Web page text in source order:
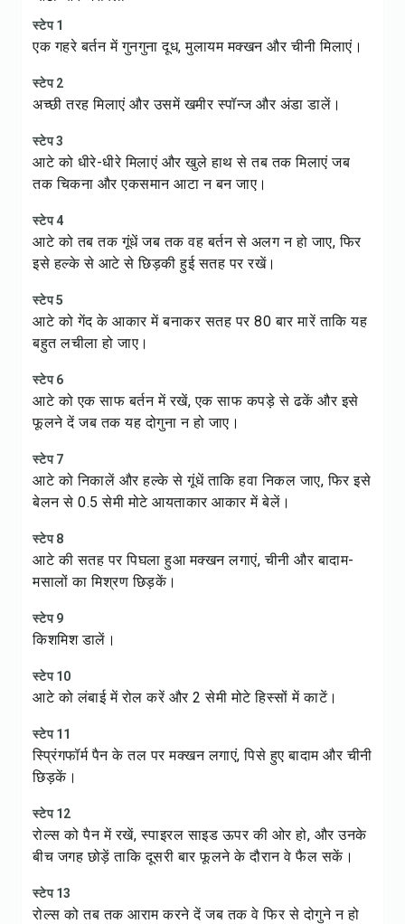
स्टेप 1
एक गहरे बर्तन में गुनगुना दूध, मुलायम मक्खन और चीनी मिलाएं।
स्टेप 2
अच्छी तरह मिलाएं और उसमें खमीर स्पॉन्ज और अंडा डालें।
स्टेप 3
आटे को धीरे-धीरे मिलाएं और खुले हाथ से तब तक मिलाएं जब
तक चिकना और एकसमान आटा न बन जाए।
स्टेप 4
आटे को तब तक गूंधें जब तक वह बर्तन से अलग न हो जाए, फिर
इसे हल्के से आटे से छिड़की हुई सतह पर रखें।
स्टेप 5
आटे को गेंद के आकार में बनाकर सतह पर 80 बार मारें ताकि यह
बहुत लचीला हो जाए।
स्टेप 6
आटे को एक साफ बर्तन में रखें, एक साफ कपड़े से ढकें और इसे
फूलने दें जब तक यह दोगुना न हो जाए।
स्टेप 7
आटे को निकालें और हल्के से गूंधें ताकि हवा निकल जाए, फिर इसे
बेलन से 0.5 सेमी मोटे आयताकार आकार में बेलें।
स्टेप 8
आटे की सतह पर पिघला हुआ मक्खन लगाएं, चीनी और बादाम-
मसालों का मिश्रण छिड़कें।
स्टेप 9
किशमिश डालें।
स्टेप 10
आटे को लंबाई में रोल करें और 2 सेमी मोटे हिस्सों में काटें।
स्टेप 11
स्प्रिंगफॉर्म पैन के तल पर मक्खन लगाएं, पिसे हुए बादाम और चीनी
छिड़कें।
स्टेप 12
रोल्स को पैन में रखें, स्पाइरल साइड ऊपर की ओर हो, और उनके
बीच जगह छोड़ें ताकि दूसरी बार फूलने के दौरान वे फैल सकें।
स्टेप 13
रोल्स को तब तक आराम करने दें जब तक वे फिर से दोगुने न हो